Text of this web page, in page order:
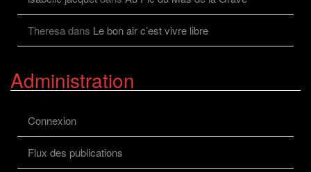
Theresadans Le bon air c’est vivre libre
Administration
Connexion
Flux des publications